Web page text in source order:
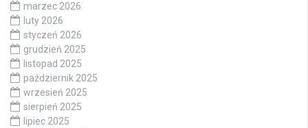
marzec 2026
luty 2026
styczeń 2026
grudzień 2025
listopad 2025
październik 2025
wrzesień 2025
sierpień 2025
lipiec 2025